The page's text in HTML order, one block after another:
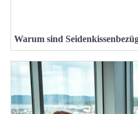
Warum sind